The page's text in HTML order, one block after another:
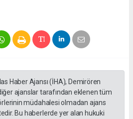
Haber Ajansı (İHA), Demirören
ajanslar tarafından eklenen tüm
müdahalesi olmadan ajans
Bu haberlerde yer alan hukuki